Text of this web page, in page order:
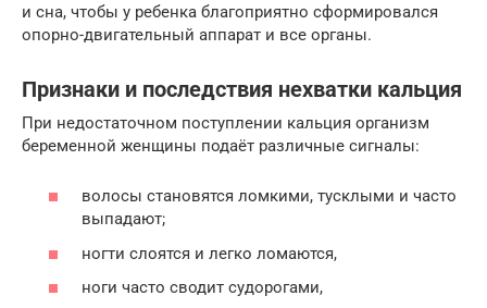
и сна, чтобы у ребенка благоприятно сформировался
опорно-двигательный аппарат и все органы.
Признаки и последствия нехватки кальция
При недостаточном поступлении кальция организм
беременной женщины подаёт различные сигналы:
волосы становятся ломкими, тусклыми и часто
выпадают;
ногти слоятся и легко ломаются,
ноги часто сводит судорогами,